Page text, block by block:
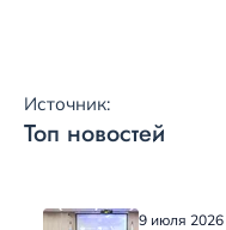
Источник:
Топ новостей
9 июля 2026